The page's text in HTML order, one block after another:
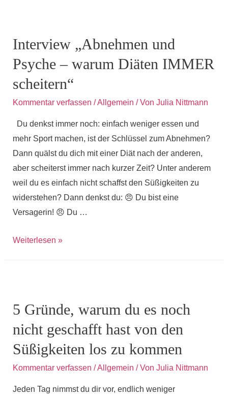
Ess-
Teufelchen
Schulter
besänftigen
können
Interview „Abnehmen und
Psyche – warum Diäten IMMER
scheitern“
Kommentar verfassen /Allgemein / Von Julia Nittmann
Du denkst immer noch: einfach weniger essen und
mehr Sport machen, ist der Schlüssel zum Abnehmen?
Dann quälst du dich mit einer Diät nach der anderen,
aber scheiterst immer nach kurzer Zeit? Unter anderem
weil du es einfach nicht schaffst den Süßigkeiten zu
widerstehen? Dann denkst du: 😠 Du bist eine
Versagerin! 😠 Du …
Interview
warum
Diäten
IMMER
scheitern“
Weiterlesen »
5 Gründe, warum du es noch
nicht geschafft hast von den
Süßigkeiten los zu kommen
Kommentar verfassen /Allgemein / Von Julia Nittmann
Jeden Tag nimmst du dir vor, endlich weniger